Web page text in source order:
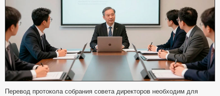
Перевод протокола собрания совета директоров необходим для